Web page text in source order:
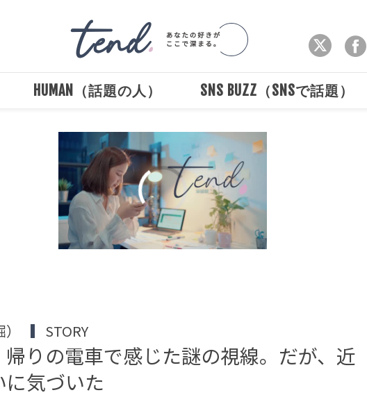
HUMAN（話題の人） SNS BUZZ（SNSで話題）
00:00/ 00:30
STORY
帰りの電車で感じた謎の視線。だが、近
気づいた